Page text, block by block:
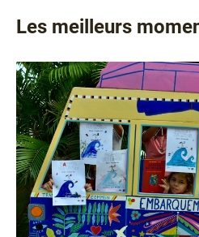
Les meilleurs